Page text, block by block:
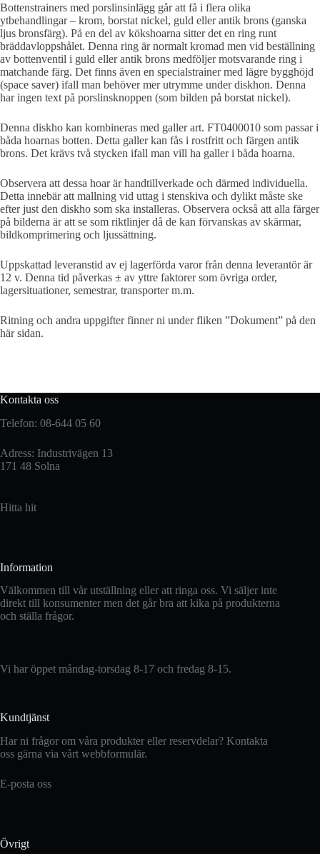
Bottenstrainers med porslinsinlägg går att få i flera olika
ytbehandlingar – krom, borstat nickel, guld eller antik brons (ganska
ljus bronsfärg). På en del av kökshoarna sitter det en ring runt
bräddavloppshålet. Denna ring är normalt kromad men vid beställning
av bottenventil i guld eller antik brons medföljer motsvarande ring i
matchande färg. Det finns även en specialstrainer med lägre bygghöjd
(space saver) ifall man behöver mer utrymme under diskhon. Denna
har ingen text på porslinsknoppen (som bilden på borstat nickel).
Denna diskho kan kombineras med galler art. FT0400010 som passar i
båda hoarnas botten. Detta galler kan fås i rostfritt och färgen antik
brons. Det krävs två stycken ifall man vill ha galler i båda hoarna.
Observera att dessa hoar är handtillverkade och därmed individuella.
Detta innebär att mallning vid uttag i stenskiva och dylikt måste ske
efter just den diskho som ska installeras. Observera också att alla färger
på bilderna är att se som riktlinjer då de kan förvanskas av skärmar,
bildkomprimering och ljussättning.
Uppskattad leveranstid av ej lagerförda varor från denna leverantör är
12 v. Denna tid påverkas ± av yttre faktorer som övriga order,
lagersituationer, semestrar, transporter m.m.
Ritning och andra uppgifter finner ni under fliken ”Dokument” på den
här sidan.
Kontakta oss
Telefon: 08-644 05 60
Adress: Industrivägen 13
171 48 Solna
Hitta hit
Information
Välkommen till vår utställning eller att ringa oss. Vi säljer inte
direkt till konsumenter men det går bra att kika på produkterna
och ställa frågor.
Vi har öppet måndag-torsdag 8-17 och fredag 8-15.
Kundtjänst
Har ni frågor om våra produkter eller reservdelar? Kontakta
oss gärna via vårt webbformulär.
E-posta oss
Övrigt